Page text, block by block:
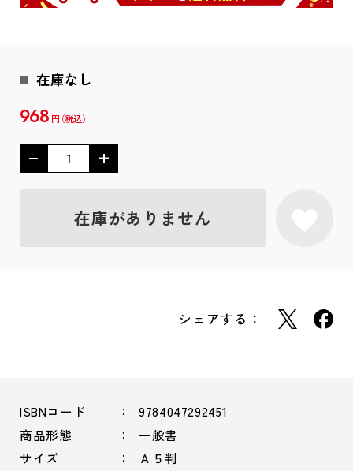
在庫なし
968 円
在庫がありません
シェアする：
ISBNコード
9784047292451
商品形態
一般書
サイズ
Ａ５判